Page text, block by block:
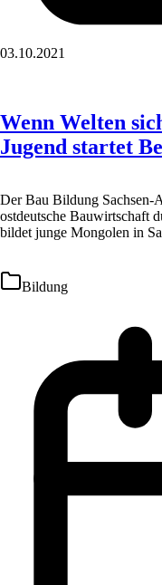
03.10.2021
Wenn Welten
Jugend startet
Der Bau Bildung Sachsen-
ostdeutsche Bauwirtschaft
bildet junge Mongolen in
Bildung